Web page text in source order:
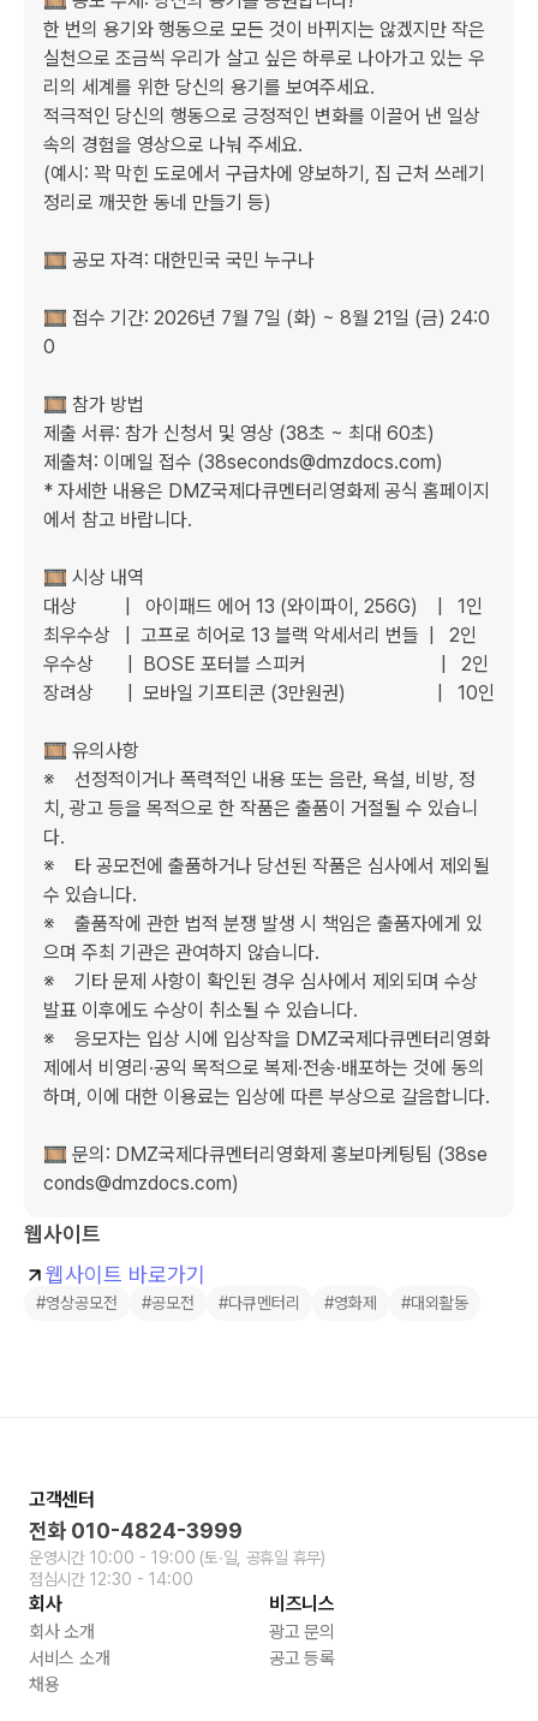
한 번의 용기와 행동으로 모든 것이 바뀌지는 않겠지만 작은
실천으로 조금씩 우리가 살고 싶은 하루로 나아가고 있는 우
리의 세계를 위한 당신의 용기를 보여주세요.
적극적인 당신의 행동으로 긍정적인 변화를 이끌어 낸 일상
속의 경험을 영상으로 나눠 주세요.
(예시: 꽉 막힌 도로에서 구급차에 양보하기, 집 근처 쓰레기
정리로 깨끗한 동네 만들기 등)
🎞️ 공모 자격: 대한민국 국민 누구나
🎞️ 접수 기간: 2026년 7월 7일 (화) ~ 8월 21일 (금) 24:0
0
🎞️ 참가 방법
제출 서류: 참가 신청서 및 영상 (38초 ~ 최대 60초)
제출처: 이메일 접수 (38seconds@dmzdocs.com)
* 자세한 내용은 DMZ국제다큐멘터리영화제 공식 홈페이지
에서 참고 바랍니다.
🎞️ 시상 내역
대상          |   아이패드 에어 13 (와이파이, 256G)    |   1인
최우수상   |  고프로 히어로 13 블랙 악세서리 번들  |   2인
우수상       |  BOSE 포터블 스피커                            |   2인
장려상       |  모바일 기프티콘 (3만원권)                   |   10인
🎞️ 유의사항
※    선정적이거나 폭력적인 내용 또는 음란, 욕설, 비방, 정
치, 광고 등을 목적으로 한 작품은 출품이 거절될 수 있습니
다.
※    타 공모전에 출품하거나 당선된 작품은 심사에서 제외될
수 있습니다.
※    출품작에 관한 법적 분쟁 발생 시 책임은 출품자에게 있
으며 주최 기관은 관여하지 않습니다.
※    기타 문제 사항이 확인된 경우 심사에서 제외되며 수상
발표 이후에도 수상이 취소될 수 있습니다.
※    응모자는 입상 시에 입상작을 DMZ국제다큐멘터리영화
제에서 비영리·공익 목적으로 복제·전송·배포하는 것에 동의
하며, 이에 대한 이용료는 입상에 따른 부상으로 갈음합니다.
🎞️ 문의: DMZ국제다큐멘터리영화제 홍보마케팅팀 (38se
conds@dmzdocs.com)
웹사이트
웹사이트 바로가기
#영상공모전 #공모전 #다큐멘터리 #영화제 #대외활동
고객센터
전화 010-4824-3999
운영시간 10:00 - 19:00 (토∙일, 공휴일 휴무)
점심시간 12:30 - 14:00
회사
회사 소개
서비스 소개
채용
비즈니스
광고 문의
공고 등록